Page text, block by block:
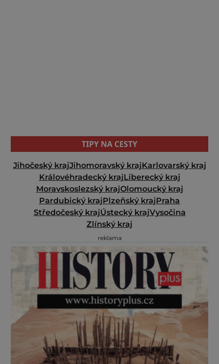
TIPY NA CESTY
Jihočeský krajJihomoravský krajKarlovarský kraj
Královéhradecký krajLiberecký kraj
Moravskoslezský krajOlomoucký kraj
Pardubický krajPlzeňský krajPraha
Středočeský krajÚstecký krajVysočina
Zlínský kraj
reklama